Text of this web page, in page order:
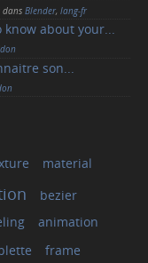
dans Blender, lang-fr
about your...
son...
material
bezier
animation
frame